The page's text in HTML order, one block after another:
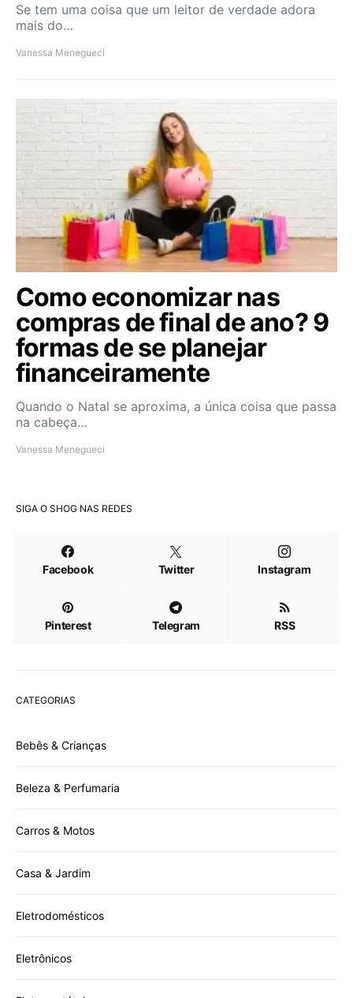
Se tem uma coisa que um leitor de verdade adora
mais do…
Vanessa Menegueci
Como economizar nas
compras de final de ano? 9
formas de se planejar
financeiramente
Quando o Natal se aproxima, a única coisa que passa
na cabeça…
Vanessa Menegueci
SIGA O SHOG NAS REDES
Facebook Twitter Instagram
Pinterest Telegram RSS
CATEGORIAS
Bebês & Crianças
Beleza & Perfumaria
Carros & Motos
Casa & Jardim
Eletrodomésticos
Eletrônicos